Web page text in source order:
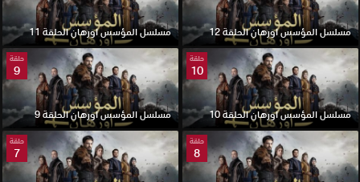
مسلسل المؤسس اورهان الحلقة 12 مسلسل المؤسس اورهان الحلقة 11
حلقة
10
مسلسل المؤسس اورهان الحلقة 10
حلقة
9
مسلسل المؤسس اورهان الحلقة 9
حلقة
8
حلقة
7